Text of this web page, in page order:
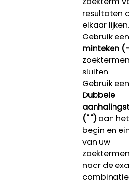
resultaten
elkaar lijken.
Gebruik een
minteken
sluiten.
Gebruik een
Dubbele
(" ")aan het
begin en
van uw
naar de